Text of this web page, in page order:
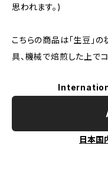
思われます。)
こちらの商品は「生豆」
具、機械で焙煎した上で
日本国